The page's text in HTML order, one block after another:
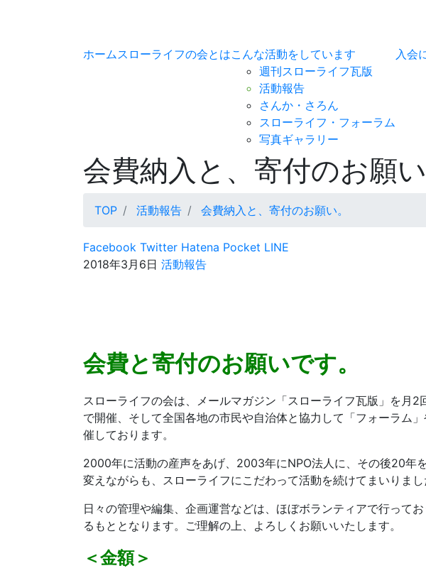
ホームスローライフの会とはこんな活動をしています
週刊スローライフ瓦版
活動報告
さんか・さろん
スローライフ・フォーラム
写真ギャラリー
入会
会費納入と、寄付のお願い
TOP 活動報告 会費納入と、寄付のお願い。
Facebook Twitter Hatena Pocket LINE
2018年3月6日 活動報告
会費と寄付のお願いです。
スローライフの会は、メールマガジン「スローライフ瓦版」を月
で開催、そして全国各地の市民や自治体と協力して「フォーラム
催しております。
2000年に活動の産声をあげ、2003年にNPO法人に、その後20年
変えながらも、スローライフにこだわって活動を続けてまいりまし
日々の管理や編集、企画運営などは、ほぼボランティアで行って
るもととなります。ご理解の上、よろしくお願いいたします。
＜金額＞